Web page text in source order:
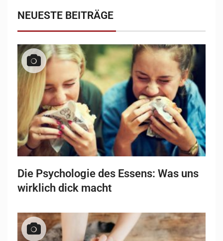
NEUESTE BEITRÄGE
Die Psychologie des Essens: Was uns
wirklich dick macht